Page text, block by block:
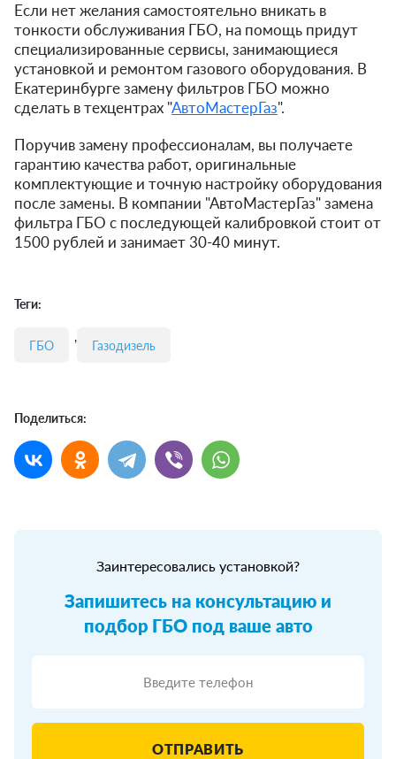
Если нет желания самостоятельно вникать в
тонкости обслуживания ГБО, на помощь придут
специализированные сервисы, занимающиеся
установкой и ремонтом газового оборудования. В
Екатеринбурге замену фильтров ГБО можно
сделать в техцентрах "АвтоМастерГаз".
Поручив замену профессионалам, вы получаете
гарантию качества работ, оригинальные
комплектующие и точную настройку оборудования
после замены. В компании "АвтоМастерГаз" замена
фильтра ГБО с последующей калибровкой стоит от
1500 рублей и занимает 30-40 минут.
Теги:
ГБО
,
Газодизель
Поделиться:
Заинтересовались установкой?
Запишитесь на консультацию и
подбор ГБО под ваше авто
ОТПРАВИТЬ